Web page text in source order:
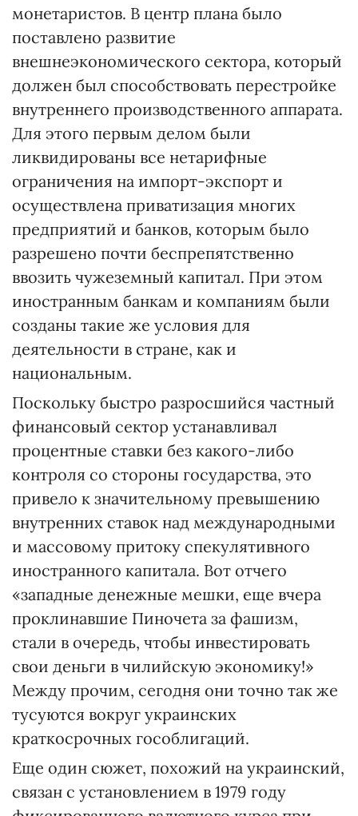
монетаристов. В центр плана было
поставлено развитие
внешнеэкономического сектора, который
должен был способствовать перестройке
внутреннего производственного аппарата.
Для этого первым делом были
ликвидированы все нетарифные
ограничения на импорт-экспорт и
осуществлена приватизация многих
предприятий и банков, которым было
разрешено почти беспрепятственно
ввозить чужеземный капитал. При этом
иностранным банкам и компаниям были
созданы такие же условия для
деятельности в стране, как и
национальным.
Поскольку быстро разросшийся частный
финансовый сектор устанавливал
процентные ставки без какого-либо
контроля со стороны государства, это
привело к значительному превышению
внутренних ставок над международными
и массовому притоку спекулятивного
иностранного капитала. Вот отчего
«западные денежные мешки, еще вчера
проклинавшие Пиночета за фашизм,
стали в очередь, чтобы инвестировать
свои деньги в чилийскую экономику!»
Между прочим, сегодня они точно так же
тусуются вокруг украинских
краткосрочных гособлигаций.
Еще один сюжет, похожий на украинский,
связан с установлением в 1979 году